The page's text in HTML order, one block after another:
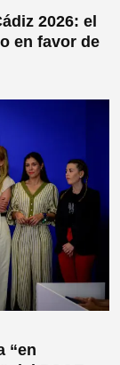
2026: el
en favor de
“en